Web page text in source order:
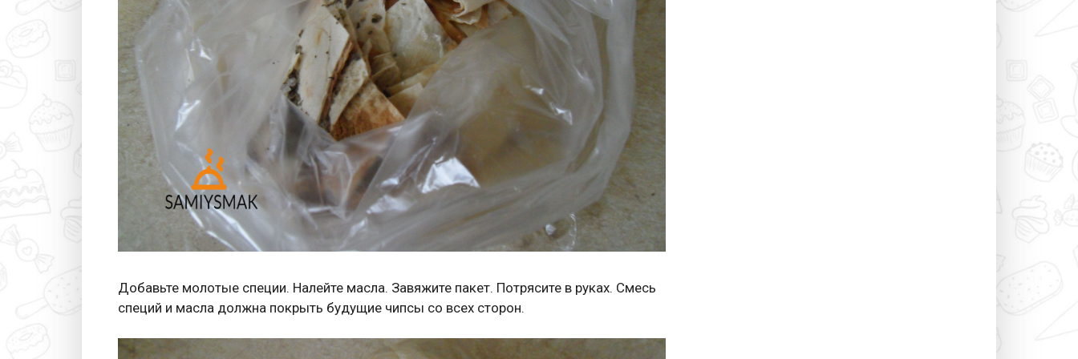
Добавьте молотые специи. Налейте масла. Завяжите пакет. Потрясите в руках. Смесь
специй и масла должна покрыть будущие чипсы со всех сторон.